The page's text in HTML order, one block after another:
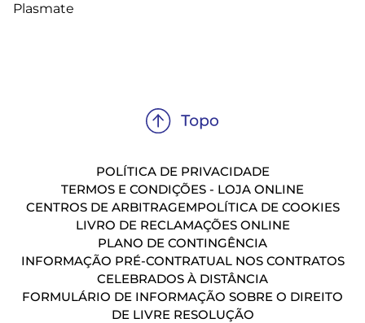
Plasmate
POLÍTICA DE PRIVACIDADE
TERMOS E CONDIÇÕES - LOJA ONLINE
CENTROS DE ARBITRAGEMPOLÍTICA DE COOKIES
LIVRO DE RECLAMAÇÕES ONLINE
PLANO DE CONTINGÊNCIA
INFORMAÇÃO PRÉ-CONTRATUAL NOS CONTRATOS
CELEBRADOS À DISTÂNCIA
FORMULÁRIO DE INFORMAÇÃO SOBRE O DIREITO
DE LIVRE RESOLUÇÃO